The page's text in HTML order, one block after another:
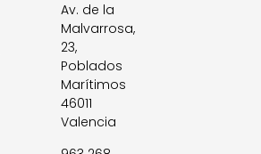
Av. de la
Malvarrosa,
23,
Poblados
Marítimos
46011
Valencia